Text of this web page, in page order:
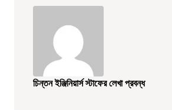
চিন্তন ইঞ্জিনিয়ার্স স্টাফের লেখা প্রবন্ধ